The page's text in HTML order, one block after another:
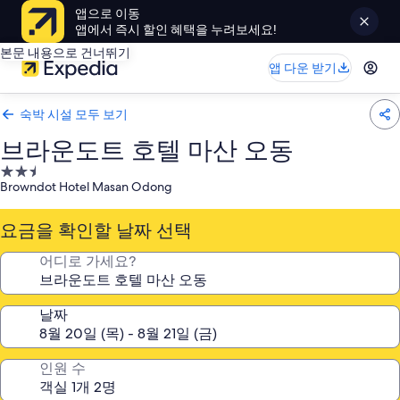
앱으로 이동
앱에서 즉시 할인 혜택을 누려보세요!
본문 내용으로 건너뛰기
앱 다운 받기
숙박 시설 모두 보기
브라운도트 호텔 마산 오동
2.5
성
급
숙
박
설
Browndot Hotel Masan Odong
요금을 확인할 날짜 선택
어디로 가세요?
날짜
인원 수